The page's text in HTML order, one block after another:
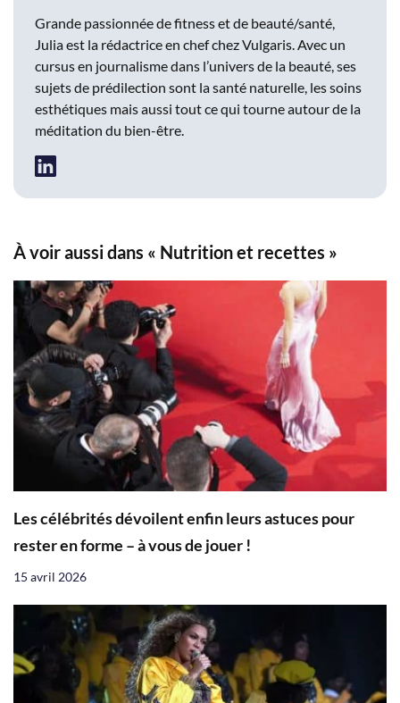
Grande passionnée de fitness et de beauté/santé,
Julia est la rédactrice en chef chez Vulgaris. Avec un
cursus en journalisme dans l’univers de la beauté, ses
sujets de prédilection sont la santé naturelle, les soins
esthétiques mais aussi tout ce qui tourne autour de la
méditation du bien-être.
À voir aussi dans « Nutrition et recettes »
Les célébrités dévoilent enfin leurs astuces pour
rester en forme – à vous de jouer !
15 avril 2026